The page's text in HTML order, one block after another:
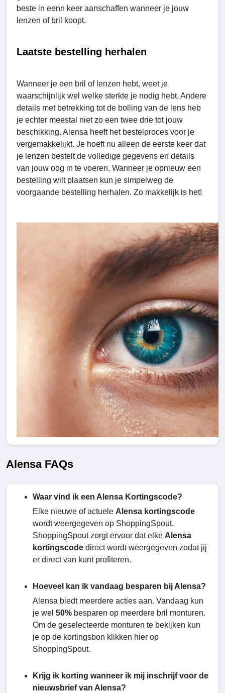
beste in eenn keer aanschaffen wanneer je jouw
lenzen of bril koopt.
Laatste bestelling herhalen
Wanneer je een bril of lenzen hebt, weet je
waarschijnlijk wel welke sterkte je nodig hebt. Andere
details met betrekking tot de bolling van de lens heb
je echter meestal niet zo een twee drie tot jouw
beschikking. Alensa heeft het bestelproces voor je
vergemakkelijkt. Je hoeft nu alleen de eerste keer dat
je lenzen bestelt de volledige gegevens en details
van jouw oog in te voeren. Wanneer je opnieuw een
bestelling wilt plaatsen kun je simpelweg de
voorgaande bestelling herhalen. Zo makkelijk is het!
Alensa FAQs
Waar vind ik een Alensa Kortingscode?
Elke nieuwe of actuele Alensa kortingscode
wordt weergegeven op ShoppingSpout.
ShoppingSpout zorgt ervoor dat elke Alensa
kortingscode direct wordt weergegeven zodat jij
er direct van kunt profiteren.
Hoeveel kan ik vandaag besparen bij Alensa?
Alensa biedt meerdere acties aan. Vandaag kun
je wel 50% besparen op meerdere bril monturen.
Om de geselecteerde monturen te bekijken kun
je op de kortingsbon klikken hier op
ShoppingSpout.
Krijg ik korting wanneer ik mij inschrijf voor de
nieuwsbrief van Alensa?